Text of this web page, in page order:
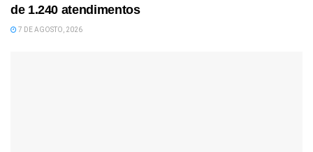
de 1.240 atendimentos
7 DE AGOSTO, 2026